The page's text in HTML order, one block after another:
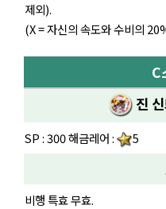
제외).
(X = 자신의 속도와 수비의
C
진 신
SP : 300 해금레어 : 5
비행 특효 무효.